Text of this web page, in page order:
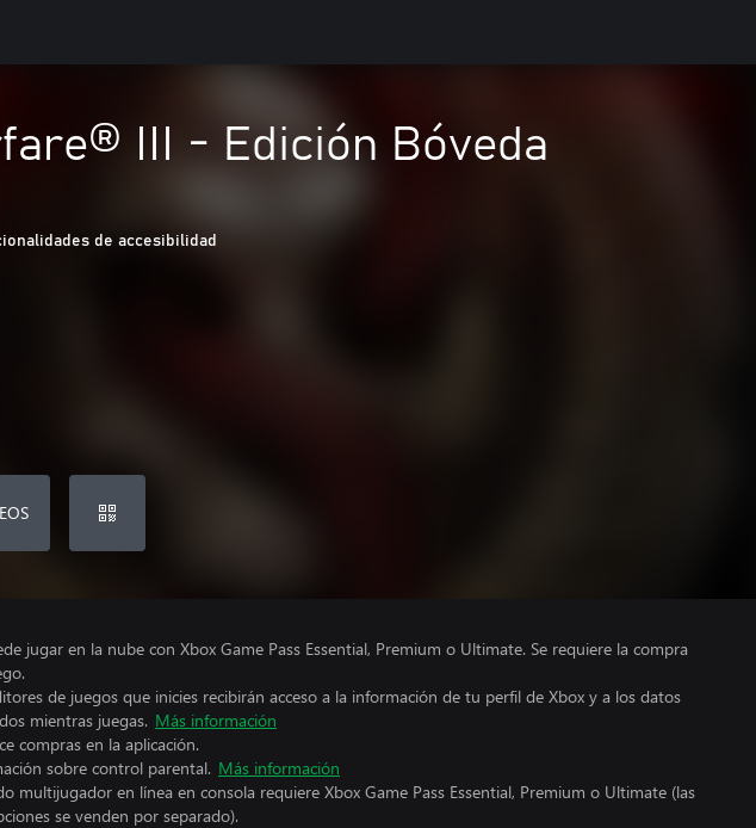
III - Edición Bóveda
de accesibilidad
jugar en la nube con Xbox Game Pass Essential, Premium o Ultimate. Se requiere la compra
de juegos que inicies recibirán acceso a la información de tu perfil de Xbox y a los datos
mientras juegas. Más información
compras en la aplicación.
sobre control parental. Más información
multijugador en línea en consola requiere Xbox Game Pass Essential, Premium o Ultimate (las
se venden por separado).